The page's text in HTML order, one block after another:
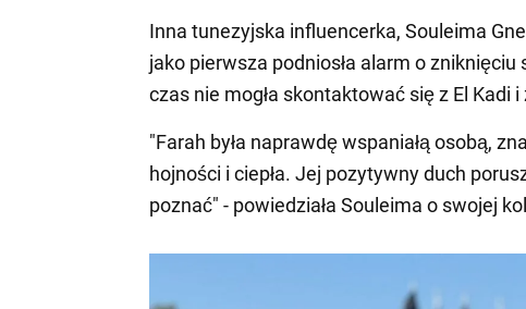
Inna tunezyjska influencerka, Souleima
jako pierwsza podniosła alarm o zniknięciu
czas nie mogła skontaktować się z El Kadi i
"Farah była naprawdę wspaniałą osobą,
hojności i ciepła. Jej pozytywny duch
poznać" - powiedziała Souleima o swojej